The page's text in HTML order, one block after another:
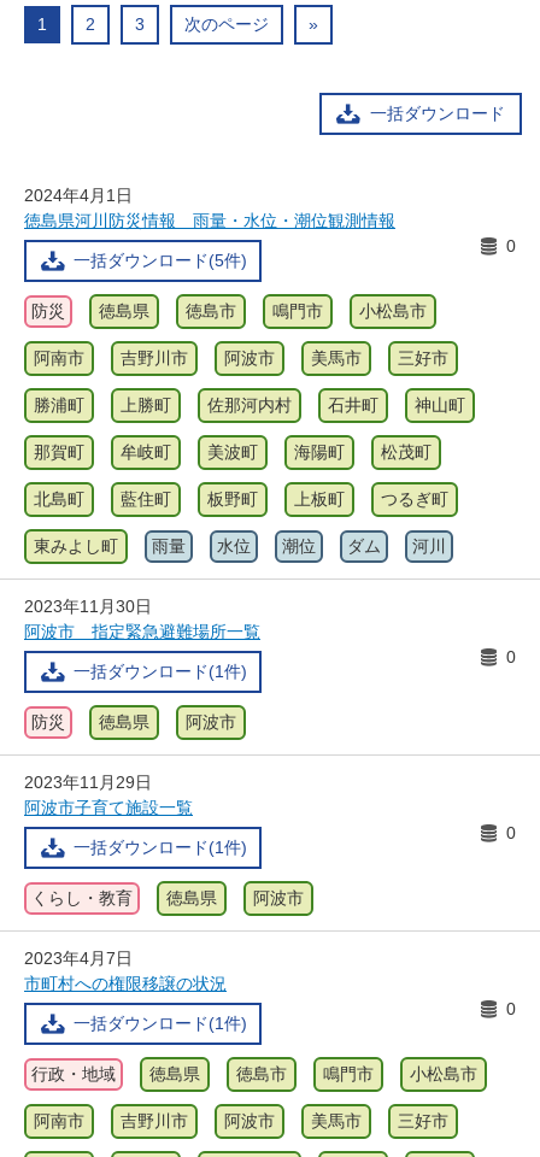
1 2 3 次のページ »
一括ダウンロード
2024年4月1日
徳島県河川防災情報 雨量・水位・潮位観測情報
一括ダウンロード(5件)
0
防災 徳島県 徳島市 鳴門市 小松島市
阿南市 吉野川市 阿波市 美馬市 三好市
勝浦町 上勝町 佐那河内村 石井町 神山町
那賀町 牟岐町 美波町 海陽町 松茂町
北島町 藍住町 板野町 上板町 つるぎ町
東みよし町 雨量 水位 潮位 ダム 河川
2023年11月30日
阿波市 指定緊急避難場所一覧
一括ダウンロード(1件)
0
防災 徳島県 阿波市
2023年11月29日
阿波市子育て施設一覧
一括ダウンロード(1件)
0
くらし・教育 徳島県 阿波市
2023年4月7日
市町村への権限移譲の状況
一括ダウンロード(1件)
0
行政・地域 徳島県 徳島市 鳴門市 小松島市
阿南市 吉野川市 阿波市 美馬市 三好市